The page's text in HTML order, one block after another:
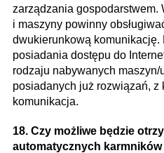
zarządzania gospodarstwem.
i maszyny powinny
dwukierunkową
posiadania dostępu do
rodzaju nabywanych maszyn/
posiadanych już rozwiązań, z
komunikacja.
18. Czy możliwe będzie
automatycznych